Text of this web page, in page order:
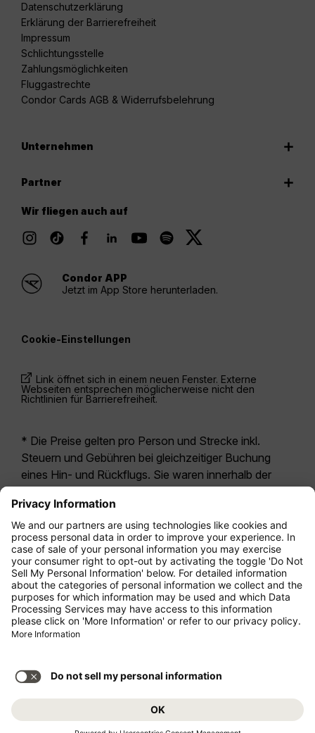
Datenschutzerklärung
Erklärung der Barrierefreiheit
Impressum
Schlichtungsstelle
Zahlungsmöglichkeiten
Fluggastrechte
Condor Cards AGB & Widerrufsbelehrung
Unternehmen
Partner
Wir fliegen auch auf
Condor APP
Jetzt im App Store herunterladen.
Cookie-Einstellungen
Link öffnet sich in einem neuen Fenster. Externe
Webseiten entsprechen möglicherweise nicht den
Richtlinien für Barrierefreiheit.
* Die Preise gelten pro Person und Strecke inkl.
Steuern und Gebühren bei gleichzeitiger Buchung
eines Hin- und Rückflugs. Sie waren innerhalb der
möglicherweise nicht mehr aktuell. Bei den für die
Economy Class angegebenen Tarifen handelt es
sich i.d.R. um Economy Zero, unsere restriktivste
Tarifoption. Es können hierfür zusätzliche Gebühren
fürAufgabegepäck oder für andere optionale
Leistungen anfallen. Es gelten dieAllgemeinen
Geschäftsbedingungen .